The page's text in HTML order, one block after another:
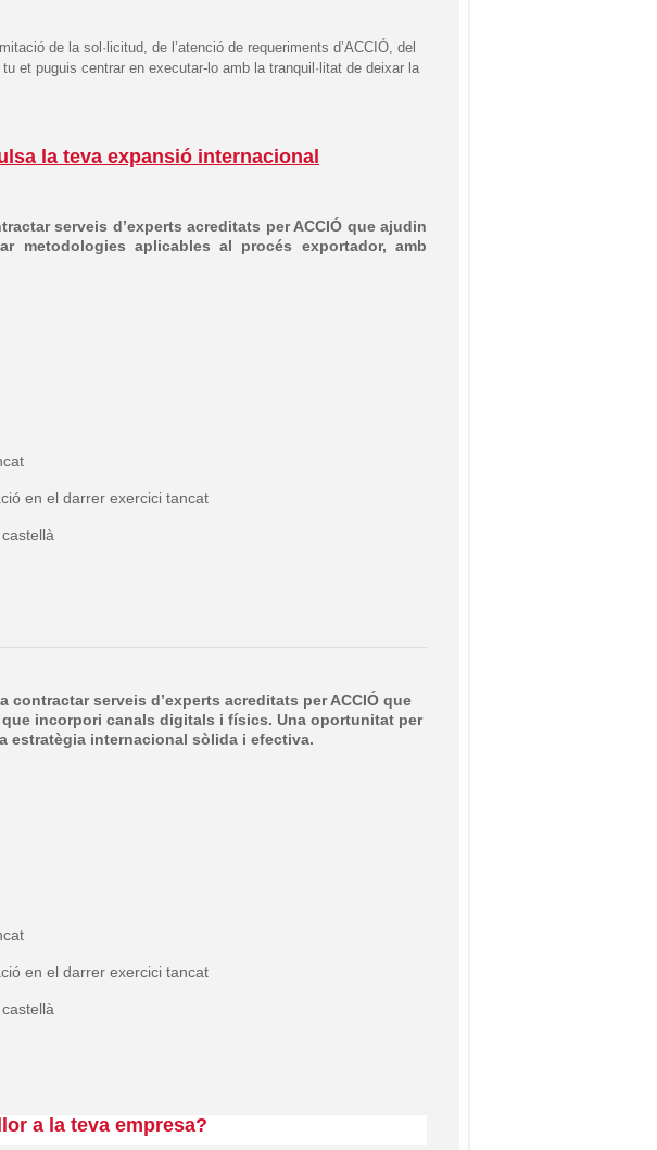
de la sol·licitud, de l’atenció de requeriments d’ACCIÓ, del
et puguis centrar en executar-lo amb la tranquil·litat de deixar la
la teva expansió internacional
serveis d’experts acreditats per ACCIÓ que ajudin
metodologies aplicables al procés exportador, amb
en el darrer exercici tancat
contractar serveis d’experts acreditats per ACCIÓ que
incorpori canals digitals i físics. Una oportunitat per
estratègia internacional sòlida i efectiva.
en el darrer exercici tancat
a la teva empresa?